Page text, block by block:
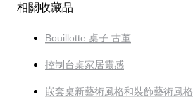
相關收藏品
Bouillotte 桌子 古董
控制台桌家居靈感
嵌套桌新藝術風格和裝飾藝術風格